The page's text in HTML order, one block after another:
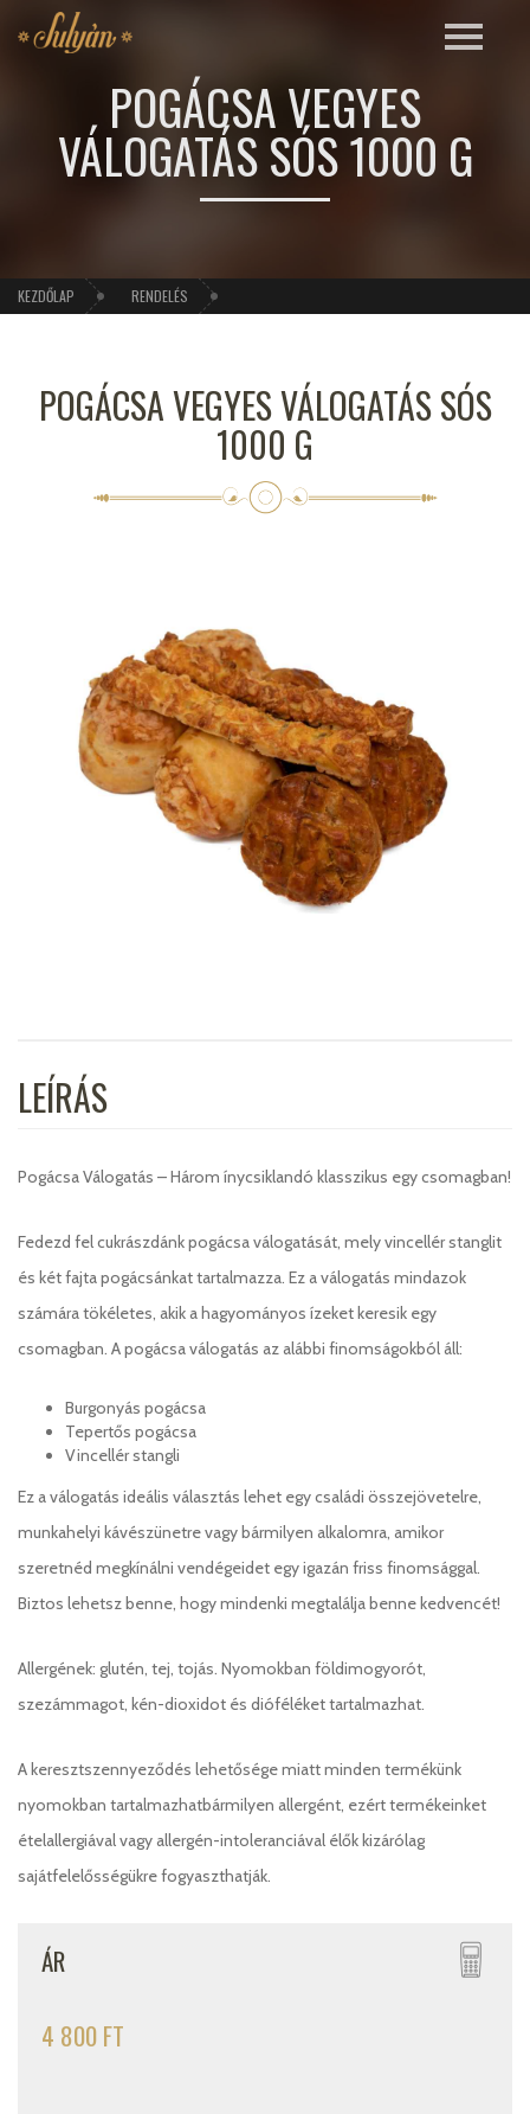
POGÁCSA VEGYES
VÁLOGATÁS SÓS 1000 G
KEZDŐLAP RENDELÉS
POGÁCSA VEGYES VÁLOGATÁS SÓS
1000 G
LEÍRÁS
Pogácsa Válogatás – Három ínycsiklandó klasszikus egy csomagban!
Fedezd fel cukrászdánk pogácsa válogatását, mely vincellér stanglit
és két fajta pogácsánkat tartalmazza. Ez a válogatás mindazok
számára tökéletes, akik a hagyományos ízeket keresik egy
csomagban. A pogácsa válogatás az alábbi finomságokból áll:
Burgonyás pogácsa
Tepertős pogácsa
Vincellér stangli
Ez a válogatás ideális választás lehet egy családi összejövetelre,
munkahelyi kávészünetre vagy bármilyen alkalomra, amikor
szeretnéd megkínálni vendégeidet egy igazán friss finomsággal.
Biztos lehetsz benne, hogy mindenki megtalálja benne kedvencét!
Allergének: glutén, tej, tojás. Nyomokban földimogyorót,
szezámmagot, kén-dioxidot és dióféléket tartalmazhat.
A keresztszennyeződés lehetősége miatt minden termékünk
nyomokban tartalmazhatbármilyen allergént, ezért termékeinket
ételallergiával vagy allergén-intoleranciával élők kizárólag
sajátfelelősségükre fogyaszthatják.
ÁR
4 800 FT